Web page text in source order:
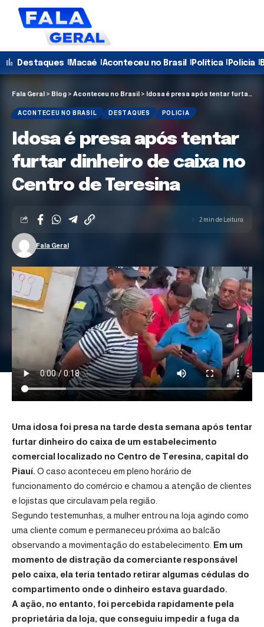
Destaques Macaé Aconteceu no Brasil Política Policia
Fala Geral > Blog > Aconteceu no Brasil > Idosa é presa após tentar furtar dinheiro de caixa no Centro de Teresina
ACONTECEU NO BRASIL DESTAQUES POLICIA
Idosa é presa após tentar
furtar dinheiro de caixa no
Centro de Teresina
Fala Geral
2 min de Leitura
Uma idosa foi presa na tarde desta semana após tentar
furtar dinheiro do caixa de um estabelecimento
comercial localizado no Centro de Teresina, capital do
Piauí. O caso aconteceu em pleno horário de
funcionamento do comércio e chamou a atenção de clientes
e lojistas que circulavam pela região.
Segundo testemunhas, a mulher entrou na loja agindo como
uma cliente comum e permaneceu próxima ao balcão
observando a movimentação do estabelecimento. Em um
momento de distração da comerciante responsável
pelo caixa, ela teria tentado retirar algumas cédulas do
compartimento onde o dinheiro estava guardado.
A ação, no entanto, foi percebida rapidamente pela
proprietária da loja, que conseguiu impedir a fuga da